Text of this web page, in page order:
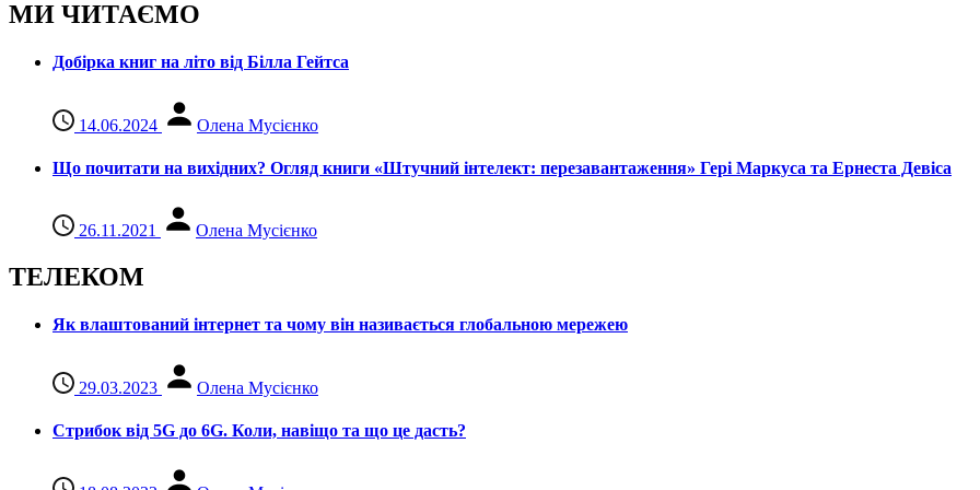
МИ ЧИТАЄМО
Добірка книг на літо від Білла Гейтса
14.06.2024 Олена Мусієнко
Що почитати на вихідних? Огляд книги «Штучний інтелект: перезавантаження» Гері Маркуса та Ернеста Девіса
26.11.2021 Олена Мусієнко
ТЕЛЕКОМ
Як влаштований інтернет та чому він називається глобальною мережею
29.03.2023 Олена Мусієнко
Стрибок від 5G до 6G. Коли, навіщо та що це даcть?